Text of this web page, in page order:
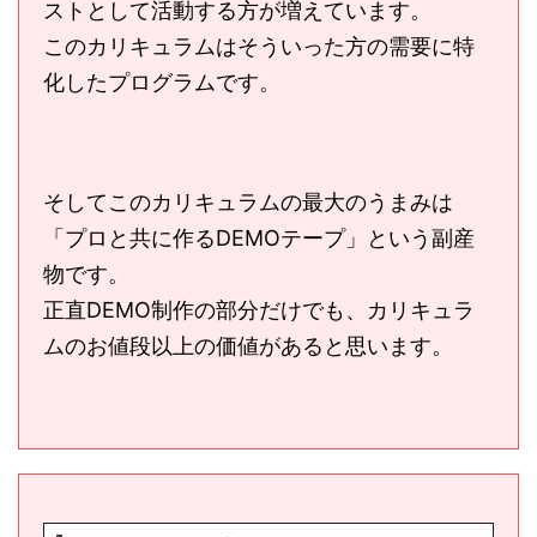
ストとして活動する方が増えています。
このカリキュラムはそういった方の需要に特
化したプログラムです。
そしてこのカリキュラムの最大のうまみは
「プロと共に作るDEMOテープ」という副産
物です。
正直DEMO制作の部分だけでも、カリキュラ
ムのお値段以上の価値があると思います。